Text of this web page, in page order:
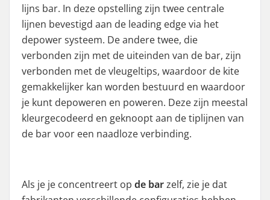
lijns bar. In deze opstelling zijn twee centrale
lijnen bevestigd aan de leading edge via het
depower systeem. De andere twee, die
verbonden zijn met de uiteinden van de bar, zijn
verbonden met de vleugeltips, waardoor de kite
gemakkelijker kan worden bestuurd en waardoor
je kunt depoweren en poweren. Deze zijn meestal
kleurgecodeerd en geknoopt aan de tiplijnen van
de bar voor een naadloze verbinding.
Als je je concentreert op de barzelf, zie je dat